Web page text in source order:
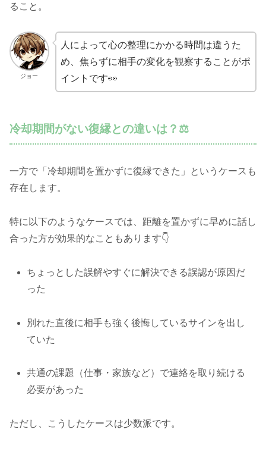
ること。
ジョー
人によって心の整理にかかる時間は違うた
め、焦らずに相手の変化を観察することがポ
イントです👀
冷却期間がない復縁との違いは？⚖️
一方で「冷却期間を置かずに復縁できた」というケースも
存在します。
特に以下のようなケースでは、距離を置かずに早めに話し
合った方が効果的なこともあります👇
ちょっとした誤解やすぐに解決できる誤認が原因だ
った
別れた直後に相手も強く後悔しているサインを出し
ていた
共通の課題（仕事・家族など）で連絡を取り続ける
必要があった
ただし、こうしたケースは少数派です。